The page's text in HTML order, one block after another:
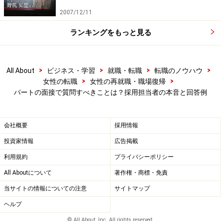
子どもの年齢は、採用側はとても気になる事項。子ども
が小さいと、急な病気や熱などによって、欠勤の回数も
多くなるかもしれませんし、仕事をしている間、子ども
祖父母の家に世話を頼む、職場近くの保育園に預けるな
ど、安心して仕事ができる環境にあるのかどうかを知る
ための質問です。
「保育園を探していますが、まだ決まっていません」と
いう答えでは、採用が決定した後に「せっかくですが、
2007/12/11
ランキングをもっと見る
All About > ビジネス・学習 > 就職・転職 > 転職のノウハウ
>
女性の転職
> 女性の再就職・職場復帰
>
パートの面接で質問すべきことは？採用担当者の本音と回答例
会社概要 採用情報
投資家情報 広告掲載
利用規約 プライバシーポリシー
All Aboutについて 著作権・商標・免責
当サイトの情報についての注意 サイトマップ
ヘルプ
© All About, Inc. All rights reserved.